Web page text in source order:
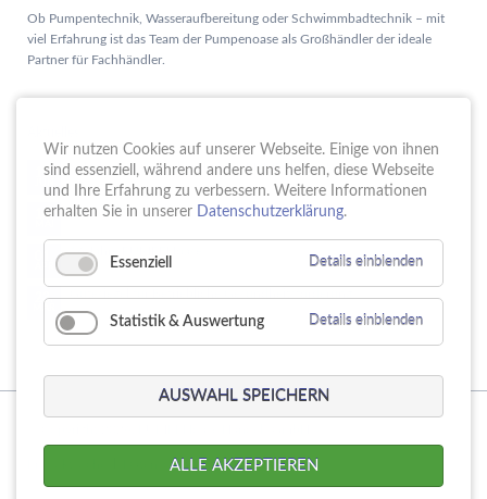
Ob Pumpentechnik, Wasseraufbereitung oder Schwimmbadtechnik – mit
viel Erfahrung ist das Team der Pumpenoase als Großhändler der ideale
Partner für Fachhändler.
15. Schule trifft Wirtschaft bei der PUMPENoase!
18. Vortrag IT-Sicherheit
16 Jahre PUMPENoase
23.
überspringen
Datenschutz Impressum AGB
Wir nutzen Cookies auf unserer Webseite. Einige von ihnen
sind essenziell, während andere uns helfen, diese Webseite
und Ihre Erfahrung zu verbessern. Weitere Informationen
erhalten Sie in unserer Datenschutzerklärung.
Essenziell Details einblenden
Statistik & Auswertung Details einblenden
AUSWAHL SPEICHERN
ALLE AKZEPTIEREN